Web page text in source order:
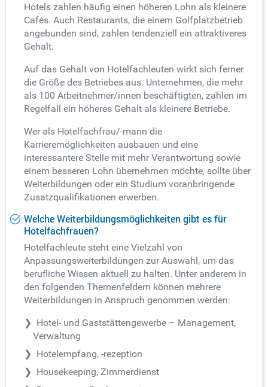
Hotels zahlen häufig einen höheren Lohn als kleinere
Cafés. Auch Restaurants, die einem Golfplatzbetrieb
angebunden sind, zahlen tendenziell ein attraktiveres
Gehalt.
Auf das Gehalt von Hotelfachleuten wirkt sich ferner
die Größe des Betriebes aus. Unternehmen, die mehr
als 100 Arbeitnehmer/innen beschäftigten, zahlen im
Regelfall ein höheres Gehalt als kleinere Betriebe.
Wer als Hotelfachfrau/-mann die
Karrieremöglichkeiten ausbauen und eine
interessantere Stelle mit mehr Verantwortung sowie
einem besseren Lohn übernehmen möchte, sollte über
Weiterbildungen oder ein Studium voranbringende
Zusatzqualifikationen erwerben.
Welche Weiterbildungsmöglichkeiten gibt es für
Hotelfachfrauen?
Hotelfachleute steht eine Vielzahl von
Anpassungsweiterbildungen zur Auswahl, um das
berufliche Wissen aktuell zu halten. Unter anderem in
den folgenden Themenfeldern können mehrere
Weiterbildungen in Anspruch genommen werden:
Hotel- und Gaststättengewerbe – Management,
Verwaltung
Hotelempfang, -rezeption
Housekeeping, Zimmerdienst